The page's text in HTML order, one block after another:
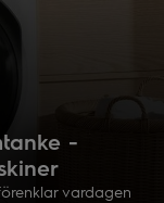
-
vardagen